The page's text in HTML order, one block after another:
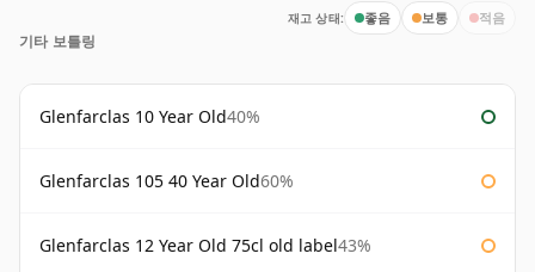
재고 상태: 좋음 보통 적음
기타 보틀링
Glenfarclas 10 Year Old40%
Glenfarclas 105 40 Year Old60%
Glenfarclas 12 Year Old 75cl old label43%